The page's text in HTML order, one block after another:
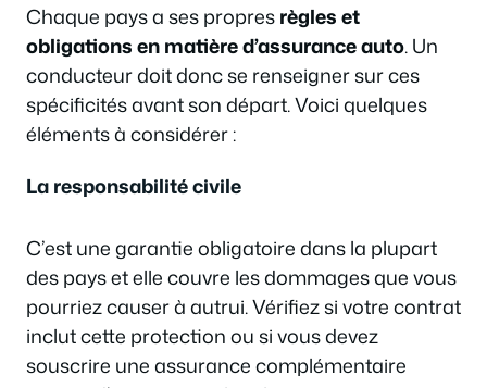
Chaque pays a ses propresrègles et
obligations en matière d’assurance auto. Un
conducteur doit donc se renseigner sur ces
spécificités avant son départ. Voici quelques
éléments à considérer :
La responsabilité civile
C’est une garantie obligatoire dans la plupart
des pays et elle couvre les dommages que vous
pourriez causer à autrui. Vérifiez si votre contrat
inclut cette protection ou si vous devez
souscrire une assurance complémentaire